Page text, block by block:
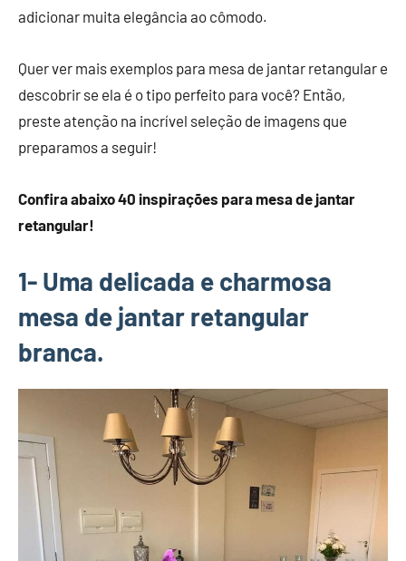
adicionar muita elegância ao cômodo.
Quer ver mais exemplos para mesa de jantar retangular e
descobrir se ela é o tipo perfeito para você? Então,
preste atenção na incrível seleção de imagens que
preparamos a seguir!
Confira abaixo 40 inspirações para mesa de jantar
retangular!
1- Uma delicada e charmosa
mesa de jantar retangular
branca.